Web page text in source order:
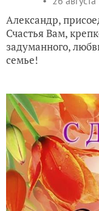
Александр,
Счастья Вам,
задуманного,
семье!